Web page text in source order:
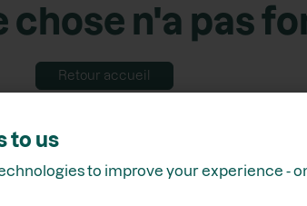
chose n'a pas
Retour accueil
to us
to improve your experience -